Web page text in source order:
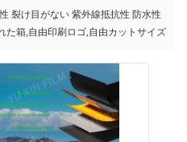
裂け目がない 紫外線抵抗性 防水性
た箱,自由印刷ロゴ,自由カットサイズ